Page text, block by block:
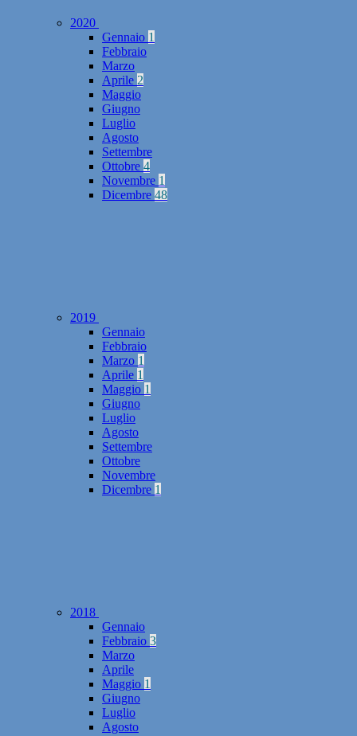
2020
Gennaio 1
Febbraio
Marzo
Aprile 2
Maggio
Giugno
Luglio
Agosto
Settembre
Ottobre 4
Novembre 1
Dicembre 48
2019
Gennaio
Febbraio
Marzo 1
Aprile 1
Maggio 1
Giugno
Luglio
Agosto
Settembre
Ottobre
Novembre
Dicembre 1
2018
Gennaio
Febbraio 3
Marzo
Aprile
Maggio 1
Giugno
Luglio
Agosto